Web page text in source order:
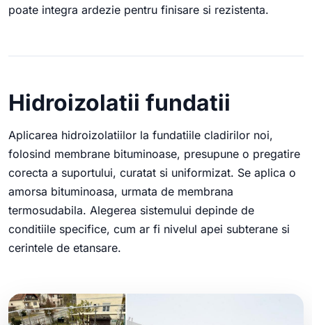
poate integra ardezie pentru finisare si rezistenta.
Hidroizolatii fundatii
Aplicarea hidroizolatiilor la fundatiile cladirilor noi,
folosind membrane bituminoase, presupune o pregatire
corecta a suportului, curatat si uniformizat. Se aplica o
amorsa bituminoasa, urmata de membrana
termosudabila. Alegerea sistemului depinde de
conditiile specifice, cum ar fi nivelul apei subterane si
cerintele de etansare.